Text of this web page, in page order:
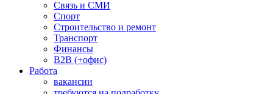
Связь и СМИ
Спорт
Строительство и ремонт
Транспорт
Финансы
B2B (+офис)
Работа
вакансии